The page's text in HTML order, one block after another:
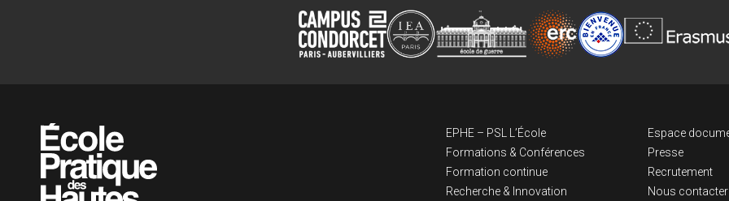
Navigation
EPHE – PSL L’École
Formations & Conférences
Formation continue
Recherche & Innovation
Espace
Presse
Recrutement
Nous contacter